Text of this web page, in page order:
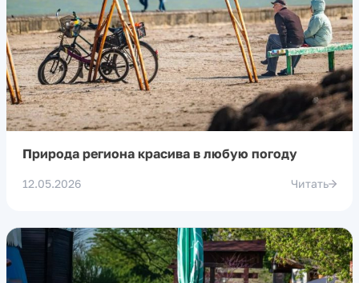
Природа региона красива в любую погоду
12.05.2026 Читать